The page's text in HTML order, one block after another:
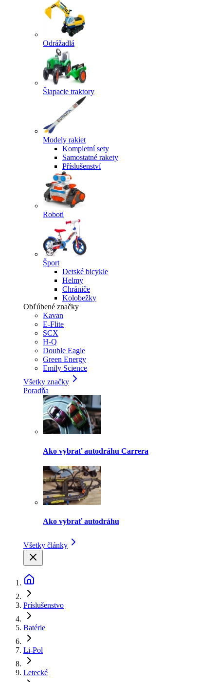
Odrážadlá
Šlapacie traktory
Modely rakiet
Kompletní sety
Samostatné rakety
Příslušenství
Roboti
Šport
Detské bicykle
Helmy
Chrániče
Kolobežky
Obľúbené značky
Kavan
E-Flite
SCX
H-Q
Double Eagle
Green Energy
Emily Science
Všetky značky
Poradňa
Ako vybrať autodráhu Carrera
Ako vybrať autodráhu
Všetky články
Príslušenstvo
Batérie
Li-Pol
Letecké